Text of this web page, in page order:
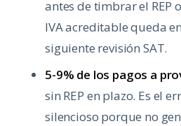
antes de timbrar el REP
IVA acreditable queda
siguiente revisión SAT.
5-9% de los pagos a
sin REP en plazo. Es el
silencioso porque no